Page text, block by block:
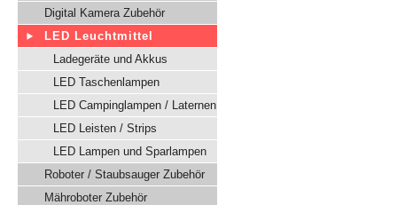
Digital Kamera Zubehör
LED Leuchtmittel
Ladegeräte und Akkus
LED Taschenlampen
LED Campinglampen / Laternen
LED Leisten / Strips
LED Lampen und Sparlampen
Roboter / Staubsauger Zubehör
Mähroboter Zubehör